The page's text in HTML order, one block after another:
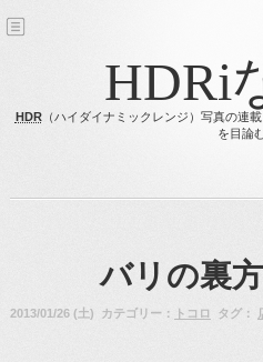
HDRi
HDR（ハイダイナミックレンジ）写真の連
を目論
バリの裏
2013/01/26 (土) カテゴリー： トコロ タグ：